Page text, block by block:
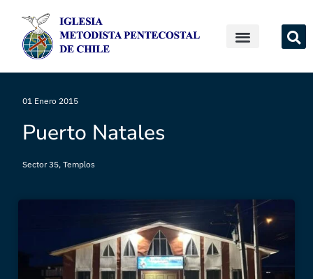
01 Enero 2015
Puerto Natales
Sector 35, Templos